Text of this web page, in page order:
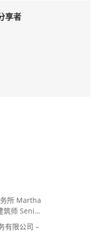
享者
务所 Martha
师 Senior
师
有限公司 –